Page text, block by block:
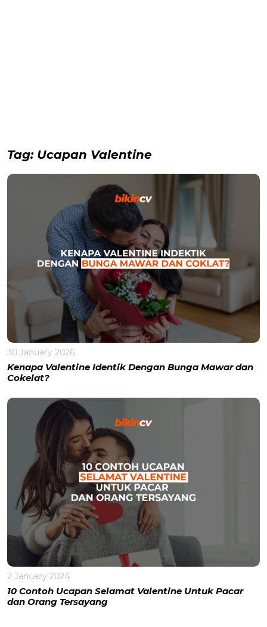
Tag: Ucapan Valentine
30 January 2026
Kenapa Valentine Identik Dengan Bunga Mawar dan
Cokelat?
2 January 2024
10 Contoh Ucapan Selamat Valentine Untuk Pacar
dan Orang Tersayang